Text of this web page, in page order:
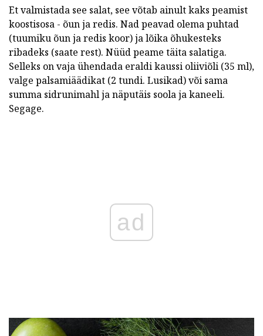
Et valmistada see salat, see võtab ainult kaks peamist
koostisosa - õun ja redis. Nad peavad olema puhtad
(tuumiku õun ja redis koor) ja lõika õhukesteks
ribadeks (saate rest). Nüüd peame täita salatiga.
Selleks on vaja ühendada eraldi kaussi oliiviõli (35 ml),
valge palsamiäädikat (2 tundi. Lusikad) või sama
summa sidrunimahl ja näputäis soola ja kaneeli.
Segage.
ad